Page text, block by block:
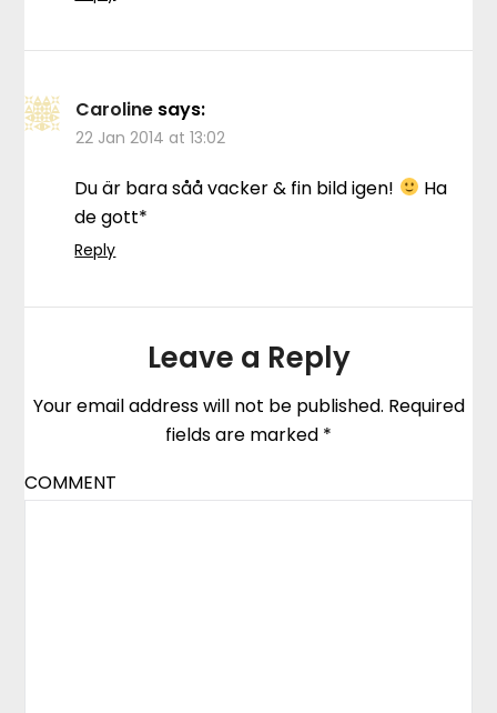
Caroline says:
22 Jan 2014 at 13:02
Du är bara såå vacker & fin bild igen!
Ha
de gott*
Reply
Leave a Reply
Your email address will not be published. Required
fields are marked *
COMMENT